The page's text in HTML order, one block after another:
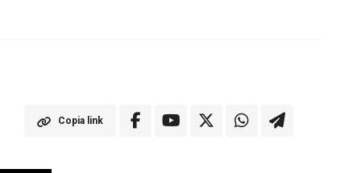
Copia link